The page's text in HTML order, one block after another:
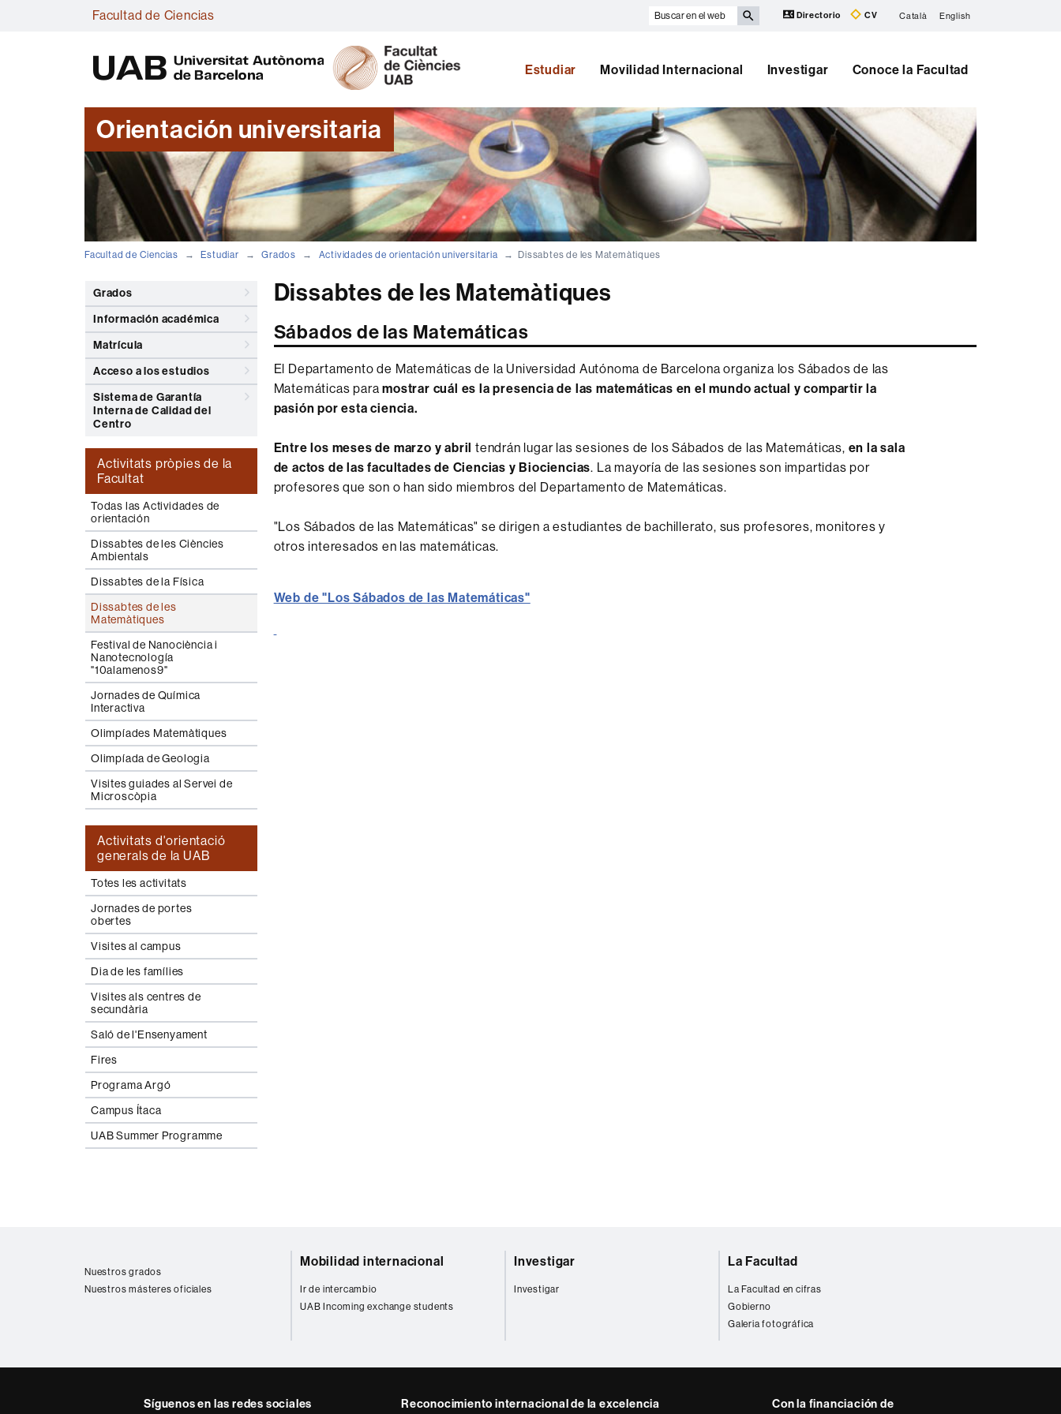
Facultad de Ciencias
Buscar
Directorio CV Català English
B
Estudiar Movilidad Internacional Investigar Conoce la Facultad
Orientación universitaria
Facultad de Ciencias Estudiar Grados Actividades de orientación universitaria Dissabtes de les Matemàtiques
Grados
Información académica
Matrícula
Acceso a los estudios
Sistema de Garantía
Interna de Calidad del
Centro
Activitats pròpies de la
Facultat
Todas las Actividades de
orientación
Dissabtes de les Ciències
Ambientals
Dissabtes de la Física
Dissabtes de les
Matemàtiques
Festival de Nanociència i
Nanotecnología
"10alamenos9"
Jornades de Química
Interactiva
Olimpíades Matemàtiques
Olimpíada de Geologia
Visites guiades al Servei de
Microscòpia
Activitats d'orientació
generals de la UAB
Totes les activitats
Jornades de portes
obertes
Visites al campus
Dia de les famílies
Visites als centres de
secundària
Saló de l'Ensenyament
Fires
Programa Argó
Campus Ítaca
UAB Summer Programme
Dissabtes de les Matemàtiques
Sábados de las Matemáticas
El Departamento de Matemáticas de la Universidad Autónoma de Barcelona organiza los Sábados de las
Matemáticas paramostrar cuál es la presencia de las matemáticas en el mundo actual y compartir la
pasión por esta ciencia.
Entre los meses de marzo y abril tendrán lugar las sesiones de los Sábados de las Matemáticas, en la sala
de actos de las facultades de Ciencias y Biociencias. La mayoría de las sesiones son impartidas por
profesores que son o han sido miembros del Departamento de Matemáticas.
"Los Sábados de las Matemáticas" se dirigen a estudiantes de bachillerato, sus profesores, monitores y
otros interesados ​​en las matemáticas.
Web de "Los Sábados de las Matemáticas"
Nuestros grados
Nuestros másteres oficiales
Mobilidad internacional
Ir de intercambio
UAB Incoming exchange students
Investigar
Investigar
La Facultad
La Facultad en cifras
Gobierno
Galeria fotográfica
Síguenos en las redes sociales Reconocimiento internacional de la excelencia Con la financiación de